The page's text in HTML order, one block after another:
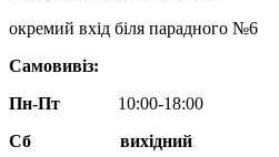
окремий вхід біля парадного №6
Самовивіз:
Пн-Пт
10:00-18:00
Сб
вихідний